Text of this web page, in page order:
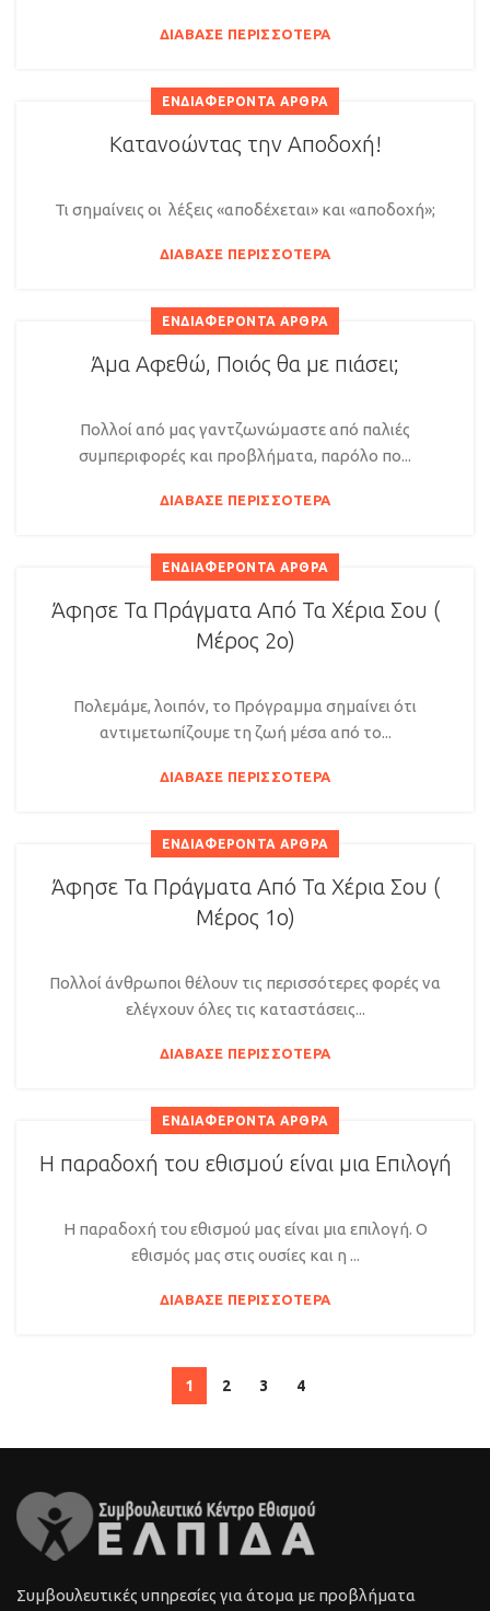
ΔΙΆΒΑΣΕ ΠΕΡΙΣΣΌΤΕΡΑ
ΕΝΔΙΑΦΈΡΟΝΤΑ ΆΡΘΡΑ
Κατανοώντας την Αποδοχή!
Τι σημαίνεις οι λέξεις «αποδέχεται» και «αποδοχή»;
ΔΙΆΒΑΣΕ ΠΕΡΙΣΣΌΤΕΡΑ
ΕΝΔΙΑΦΈΡΟΝΤΑ ΆΡΘΡΑ
Άμα Αφεθώ, Ποιός θα με πιάσει;
Πολλοί από μας γαντζωνώμαστε από παλιές
συμπεριφορές και προβλήματα, παρόλο πο...
ΔΙΆΒΑΣΕ ΠΕΡΙΣΣΌΤΕΡΑ
ΕΝΔΙΑΦΈΡΟΝΤΑ ΆΡΘΡΑ
Άφησε Τα Πράγματα Από Τα Χέρια Σου (
Μέρος 2ο)
Πολεμάμε, λοιπόν, το Πρόγραμμα σημαίνει ότι
αντιμετωπίζουμε τη ζωή μέσα από το...
ΔΙΆΒΑΣΕ ΠΕΡΙΣΣΌΤΕΡΑ
ΕΝΔΙΑΦΈΡΟΝΤΑ ΆΡΘΡΑ
Άφησε Τα Πράγματα Από Τα Χέρια Σου (
Μέρος 1ο)
Πολλοί άνθρωποι θέλουν τις περισσότερες φορές να
ελέγχουν όλες τις καταστάσεις...
ΔΙΆΒΑΣΕ ΠΕΡΙΣΣΌΤΕΡΑ
ΕΝΔΙΑΦΈΡΟΝΤΑ ΆΡΘΡΑ
Η παραδοχή του εθισμού είναι μια Επιλογή
Η παραδοχή του εθισμού μας είναι μια επιλογή. Ο
εθισμός μας στις ουσίες και η ...
ΔΙΆΒΑΣΕ ΠΕΡΙΣΣΌΤΕΡΑ
1 2 3 4
Συμβουλευτικές υπηρεσίες για άτομα με προβλήματα